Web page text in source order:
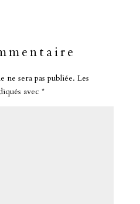
ne sera pas publiée. Les
avec *